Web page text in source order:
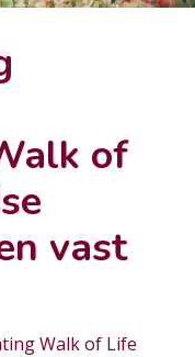
of
vast
Walk of Life